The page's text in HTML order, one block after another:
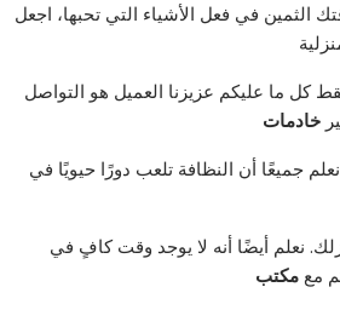
الثمين في فعل الأشياء التي تحبها، اجعل
كل ما عليكم عزيزنا العميل هو التواصل
خادمات
جميعًا أن النظافة تلعب دورًا حيويًا في
نعلم أيضًا أنه لا يوجد وقت كافٍ في
معمكتب